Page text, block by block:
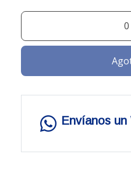
Envíanos un